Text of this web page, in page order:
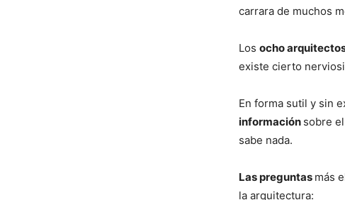
carrara de muchos
Los ocho
existe cierto
En forma sutil y sin
información sobre
sabe nada.
Las preguntas más
la arquitectura: